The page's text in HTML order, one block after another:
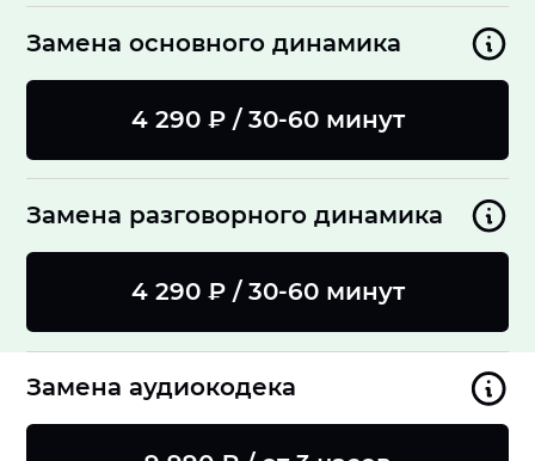
Замена основного динамика
4 290 ₽ / 30-60 минут
Замена разговорного динамика
4 290 ₽ / 30-60 минут
Замена аудиокодека